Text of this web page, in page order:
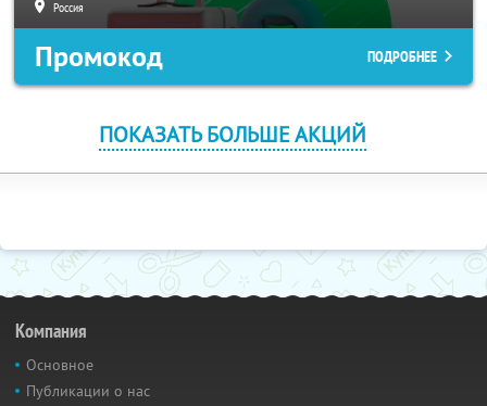
Россия
Промокод ПОДРОБНЕЕ
ПОКАЗАТЬ БОЛЬШЕ АКЦИЙ
Компания
Основное
Публикации о нас